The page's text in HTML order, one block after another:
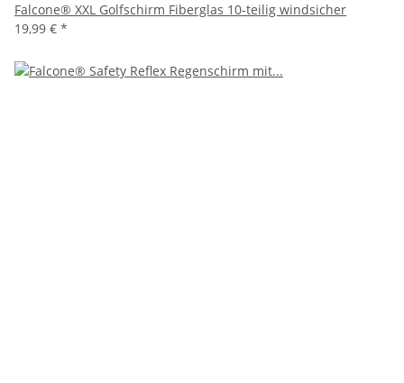
Falcone® XXL Golfschirm Fiberglas 10-teilig windsicher
19,99 € *